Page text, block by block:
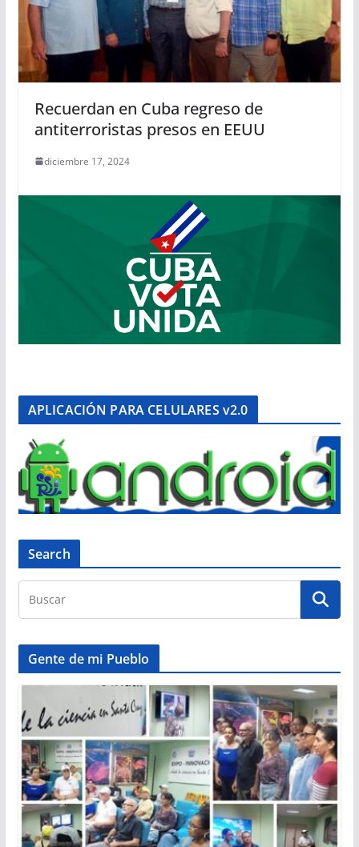
Recuerdan en Cuba regreso de
antiterroristas presos en EEUU
diciembre 17, 2024
APLICACIÓN PARA CELULARES v2.0
Search
Gente de mi Pueblo